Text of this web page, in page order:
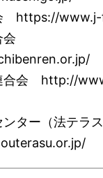
https://
会
合会 http://
ンター（法テラ